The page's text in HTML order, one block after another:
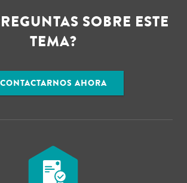
SOBRE ESTE
TEMA?
CONTACTARNOS AHORA